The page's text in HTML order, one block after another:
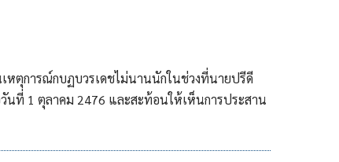
หตุการณ์กบฏบวรเดชไม่นานนักในช่วงที่นายปรีดี
นที่ 1 ตุลาคม 2476 และสะท้อนให้เห็นการประสาน